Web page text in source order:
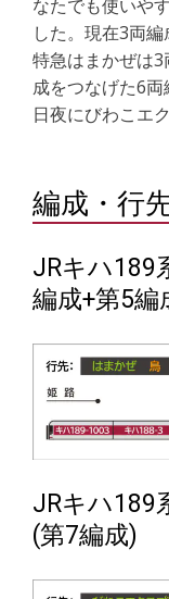
なたでも使いや
した。現在3両編
特急はまかぜは
成をつなげた6
日夜にびわこエ
編成・行
JRキハ189
編成+第5編
JRキハ189
(第7編成)